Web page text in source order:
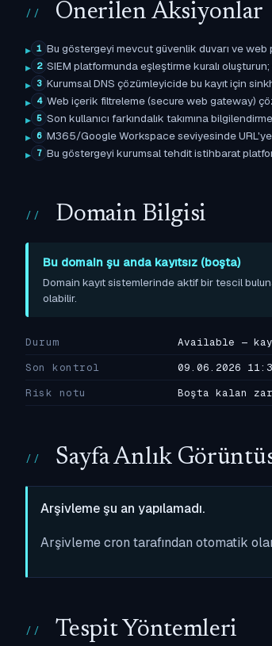
Önerilen Aksiyonlar
1 Bu göstergeyi mevcut güvenlik duvarı ve
2 SIEM platformunda eşleştirme kuralı
3 Kurumsal DNS çözümleyicide bu kayıt için
4 Web içerik filtreleme (secure web gateway)
5 Son kullanıcı farkındalık takımına
6 M365/Google Workspace seviyesinde URL'ye
7 Bu göstergeyi kurumsal tehdit istihbarat
Domain Bilgisi
Bu domain şu anda kayıtsız (boşta)
Domain kayıt sistemlerinde aktif bir tescil
olabilir.
Durum
Available —
Son kontrol
09.06.2026
Risk notu
Boşta kalan
Sayfa Anlık
Arşivleme şu an yapılamadı.
Arşivleme cron tarafından otomatik
Tespit Yöntemleri